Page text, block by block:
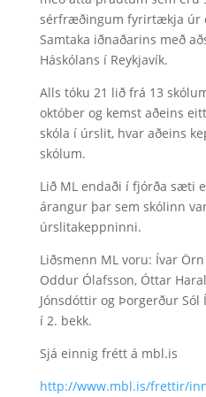
sérfræðingum fyrirtækja úr
Samtaka iðnaðarins með
Háskólans í Reykjavík.
Alls tóku 21 lið frá 13
október og kemst aðeins
skóla í úrslit, hvar aðeins
skólum.
Lið ML endaði í fjórða sæti
árangur þar sem skólinn
úrslitakeppninni.
Liðsmenn ML voru: Ívar
Oddur Ólafsson, Óttar
Jónsdóttir og Þorgerður
í 2. bekk.
Sjá einnig frétt á mbl.is
http://www.mbl.is/frettir/